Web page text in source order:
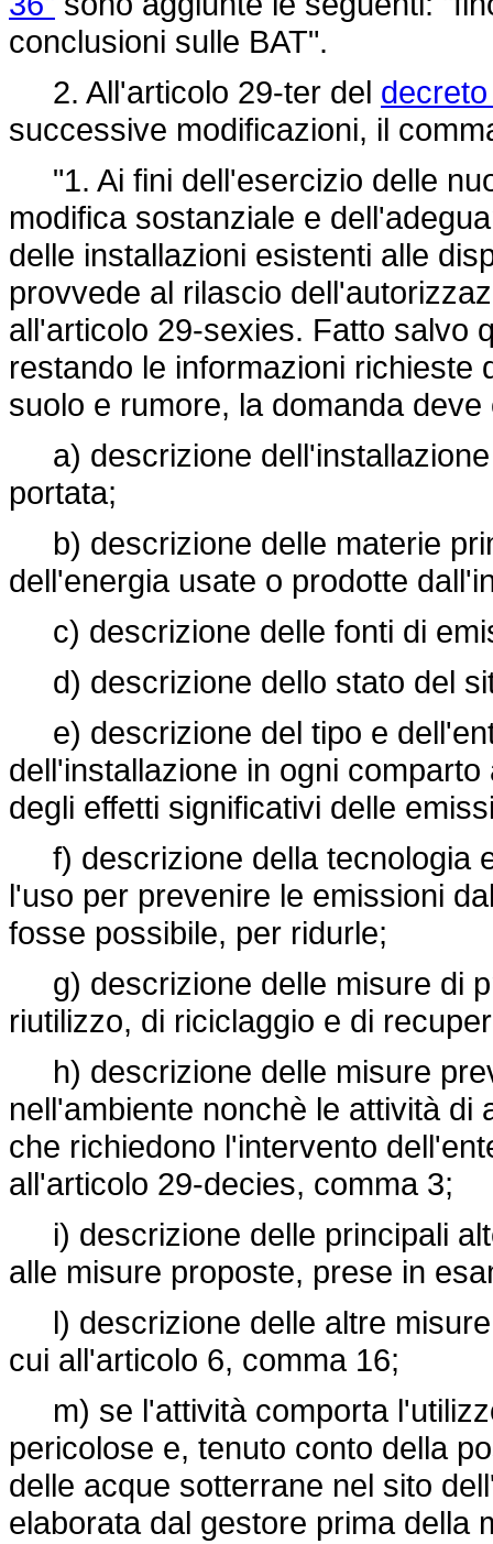
conclusioni sulle BAT".
2. All'articolo 29-ter del
successive modificazioni, il
"1. Ai fini dell'esercizio delle
modifica sostanziale e
delle installazioni esistenti alle
provvede al rilascio
all'articolo 29-sexies. Fatto salvo
restando le informazioni richieste
suolo e rumore, la domanda
a) descrizione dell'installazione
portata;
b) descrizione delle materie
dell'energia usate o prodotte
c) descrizione delle fonti di
d) descrizione dello stato del
e) descrizione del tipo e
dell'installazione in ogni
degli effetti significativi delle
f) descrizione della tecnologia
l'uso per prevenire le emissioni
fosse possibile, per ridurle;
g) descrizione delle misure di
riutilizzo, di riciclaggio e di
h) descrizione delle misure
nell'ambiente nonchè le attività
che richiedono l'intervento
all'articolo 29-decies, comma 3;
i) descrizione delle principali
alle misure proposte, prese in
l) descrizione delle altre
cui all'articolo 6, comma 16;
m) se l'attività comporta
pericolose e, tenuto conto della
delle acque sotterrane nel sito
elaborata dal gestore prima della